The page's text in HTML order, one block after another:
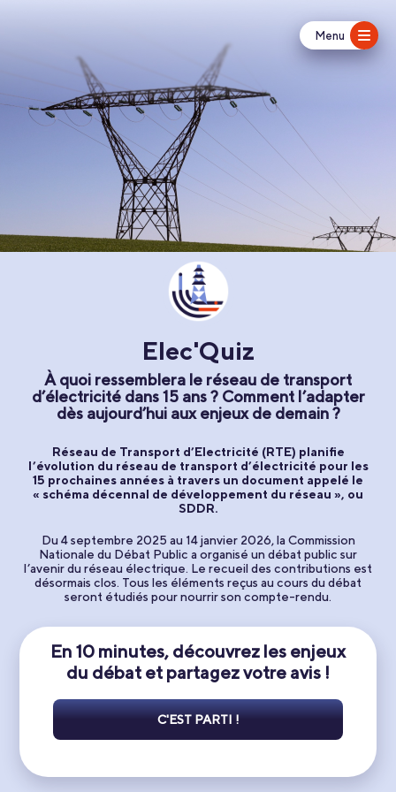
Elec'Quiz
À quoi ressemblera le réseau de transport
d’électricité dans 15 ans ? Comment l’adapter
dès aujourd’hui aux enjeux de demain ?
Réseau de Transport d’Electricité (RTE) planifie
l’évolution du réseau de transport d’électricité pour les
15 prochaines années à travers un document appelé le
« schéma décennal de développement du réseau », ou
SDDR.
Du 4 septembre 2025 au 14 janvier 2026, la Commission
Nationale du Débat Public a organisé un débat public sur
l’avenir du réseau électrique. Le recueil des contributions est
désormais clos. Tous les éléments reçus au cours du débat
seront étudiés pour nourrir son compte-rendu.
En 10 minutes, découvrez les enjeux
du débat et partagez votre avis !
C'EST PARTI !
Menu